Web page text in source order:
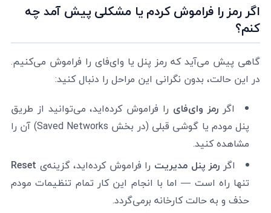
اگر رمز را فراموش کردم یا مشکلی پیش آمد چه
کنم؟
گاهی پیش می‌آید که رمز پنل یا وای‌فای را فراموش می‌کنیم.
در این حالت، بدون نگرانی این مراحل را دنبال کنید:
اگررمز وای‌فای را فراموش کرده‌اید، می‌توانید از طریق
پنل مودم یا گوشی قبلی (در بخش Saved Networks) آن را
مشاهده کنید.
اگر رمز پنل مدیریت را فراموش کرده‌اید، گزینه‌ی Reset
تنها راه است — اما با انجام این کار تمام تنظیمات مودم
حذف و به حالت کارخانه برمی‌گردد.